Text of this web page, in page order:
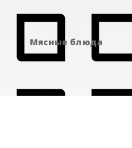
Мясные блюда